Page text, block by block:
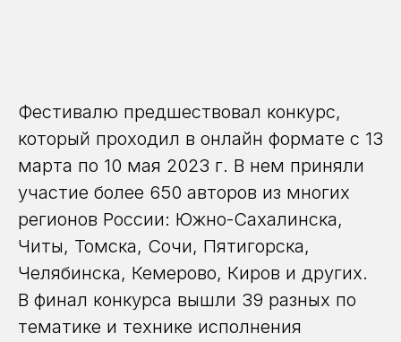
Фестивалю предшествовал конкурс,
который проходил в онлайн формате с 13
марта по 10 мая 2023 г. В нем приняли
участие более 650 авторов из многих
регионов России: Южно-Сахалинска,
Читы, Томска, Сочи, Пятигорска,
Челябинска, Кемерово, Киров и других.
В финал конкурса вышли 39 разных по
тематике и технике исполнения